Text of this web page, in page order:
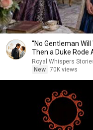
“No Gentleman
Then a Duke Rode
Royal Whispers
New 70K views